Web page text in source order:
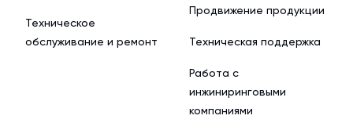
Техническое
обслуживание и ремонт
Продвижение продукции
Техническая поддержка
Работа с
инжиниринговыми
компаниями